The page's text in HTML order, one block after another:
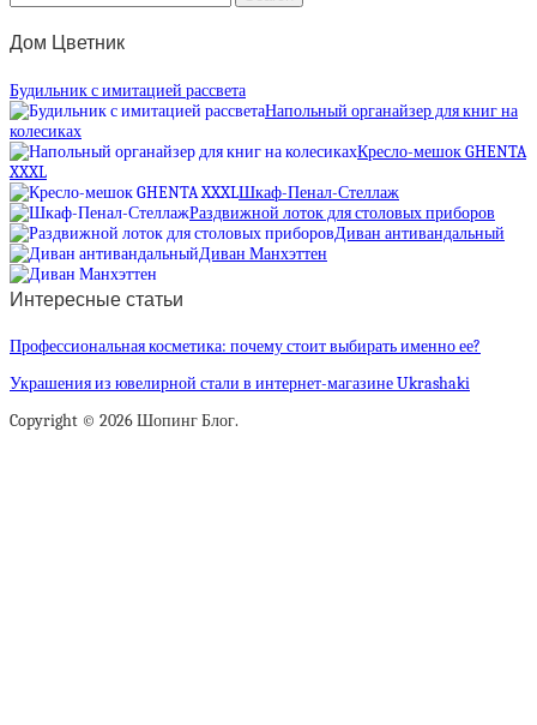
Дом Цветник
Будильник с имитацией рассвета
Напольный органайзер для книг на
колесиках
Кресло-мешок GHENTA
XXXL
Шкаф-Пенал-Стеллаж
Раздвижной лоток для столовых приборов
Диван антивандальный
Диван Манхэттен
Интересные статьи
Профессиональная косметика: почему стоит выбирать именно ее?
Украшения из ювелирной стали в интернет-магазине Ukrashaki
Copyright © 2026 Шопинг Блог.